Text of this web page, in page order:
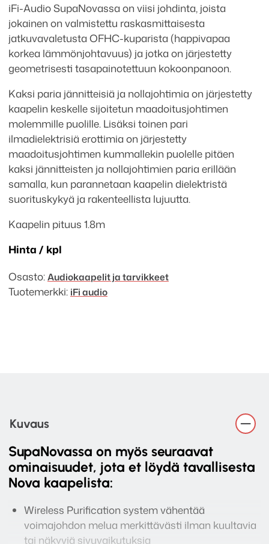
iFi-Audio SupaNovassa on viisi johdinta, joista
jokainen on valmistettu raskasmittaisesta
jatkuvavaletusta OFHC-kuparista (happivapaa
korkea lämmönjohtavuus) ja jotka on järjestetty
geometrisesti tasapainotettuun kokoonpanoon.
Kaksi paria jännitteisiä ja nollajohtimia on järjestetty
kaapelin keskelle sijoitetun maadoitusjohtimen
molemmille puolille. Lisäksi toinen pari
ilmadielektrisiä erottimia on järjestetty
maadoitusjohtimen kummallekin puolelle pitäen
kaksi jännitteisten ja nollajohtimien paria erillään
samalla, kun parannetaan kaapelin dielektristä
suorituskykyä ja rakenteellista lujuutta.
Kaapelin pituus 1.8m
Hinta / kpl
Osasto:Audiokaapelit ja tarvikkeet
Tuotemerkki: iFi audio
Kuvaus
SupaNovassa on myös seuraavat
ominaisuudet, jota et löydä tavallisesta
Nova kaapelista:
Wireless Purification system vähentää
voimajohdon melua merkittävästi ilman kuultavia
tai näkyviä sivuvaikutuksia